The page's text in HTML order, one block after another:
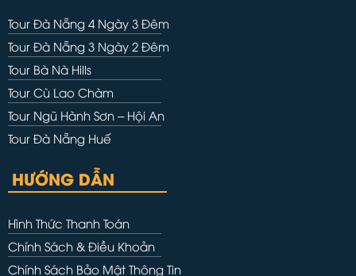
Tour Đà Nẵng 4 Ngày 3 Đêm
Tour Đà Nẵng 3 Ngày 2 Đêm
Tour Bà Nà Hills
Tour Cù Lao Chàm
Tour Ngũ Hành Sơn – Hội An
Tour Đà Nẵng Huế
HƯỚNG DẪN
Hình Thức Thanh Toán
Chính Sách & Điều Khoản
Chính Sách Bảo Mật Thông Tin